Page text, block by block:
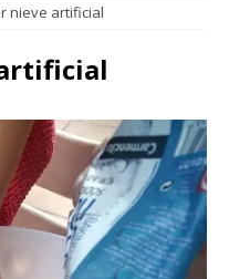
nieve artificial